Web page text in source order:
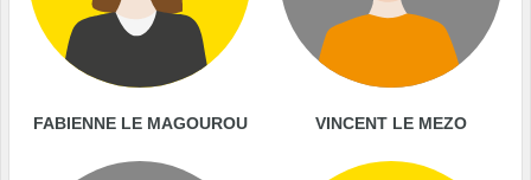
FABIENNE LE MAGOUROU VINCENT LE MEZO